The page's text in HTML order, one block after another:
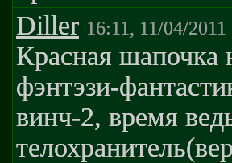
Diller 16:11, 11/04/2011
Красная шапочка
фэнтэзи-
винч-2, время